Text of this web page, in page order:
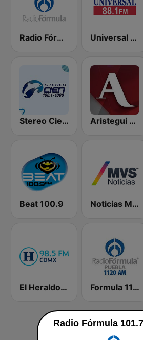
Radio Fórmula 104.1 FM Universal 88.1 FM
Stereo Cien 100.1 FM Aristegui Noticias
Beat 100.9 Noticias MVS
El Heraldo de México Formula 1120 AM